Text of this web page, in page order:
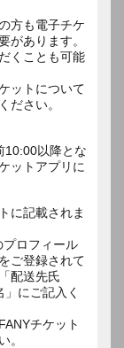
方も電子チケ
があります。
くことも可能
ットについて
ださい。
10:00以降とな
ットアプリに
に記載されま
プロフィール
ご登録されて
配送先氏
にご記入く
チケット
い。